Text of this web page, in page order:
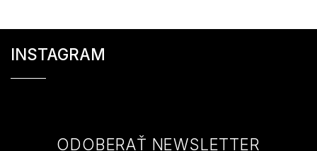
INSTAGRAM
ODOBERAŤ NEWSLETTER